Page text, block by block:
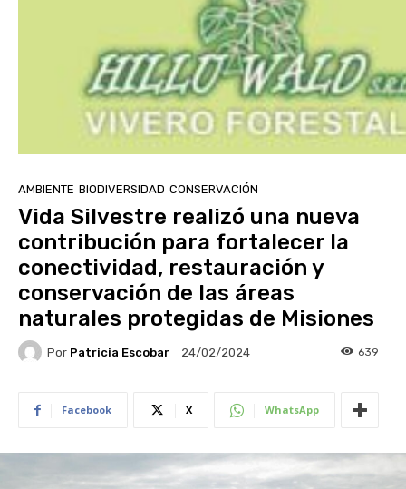
AMBIENTE BIODIVERSIDAD CONSERVACIÓN
Vida Silvestre realizó una nueva
contribución para fortalecer la
conectividad, restauración y
conservación de las áreas
naturales protegidas de Misiones
Por Patricia Escobar 24/02/2024 639
Facebook X WhatsApp